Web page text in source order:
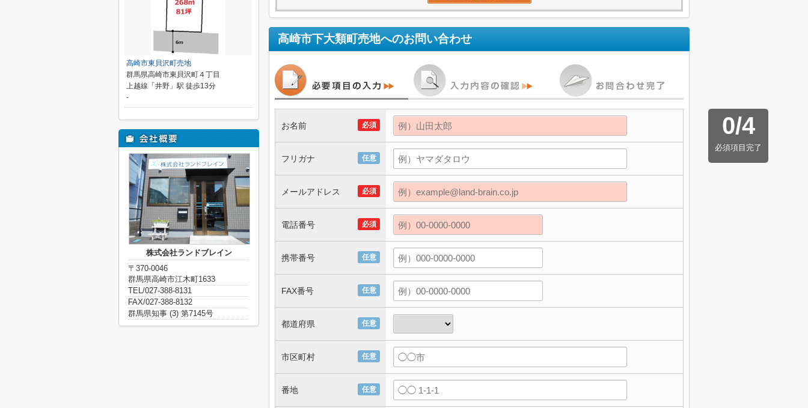
高崎市下大類町売地へのお問い合わせ
0/4
必須項目完了
必須
お名前
任意
フリガナ
必須
メールアドレス
必須
電話番号
任意
携帯番号
任意
FAX番号
任意
都道府県
任意
市区町村
任意
番地
高崎市東貝沢町売地
群馬県高崎市東貝沢町４丁目
上越線「井野」駅 徒歩13分
-
株式会社ランドブレイン
〒370-0046
群馬県高崎市江木町1633
TEL/027-388-8131
FAX/027-388-8132
群馬県知事 (3) 第7145号